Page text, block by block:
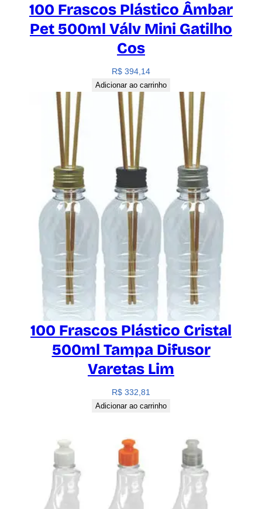
100 Frascos Plástico Âmbar
Pet 500ml Válv Mini Gatilho
Cos
R$ 394,14
Adicionar ao carrinho
100 Frascos Plástico Cristal
500ml Tampa Difusor
Varetas Lim
R$ 332,81
Adicionar ao carrinho